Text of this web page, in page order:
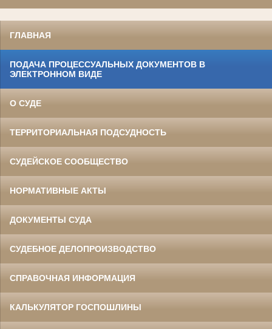
ГЛАВНАЯ
ПОДАЧА ПРОЦЕССУАЛЬНЫХ ДОКУМЕНТОВ В
ЭЛЕКТРОННОМ ВИДЕ
О СУДЕ
ТЕРРИТОРИАЛЬНАЯ ПОДСУДНОСТЬ
СУДЕЙСКОЕ СООБЩЕСТВО
НОРМАТИВНЫЕ АКТЫ
ДОКУМЕНТЫ СУДА
СУДЕБНОЕ ДЕЛОПРОИЗВОДСТВО
СПРАВОЧНАЯ ИНФОРМАЦИЯ
КАЛЬКУЛЯТОР ГОСПОШЛИНЫ